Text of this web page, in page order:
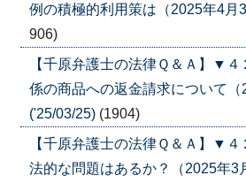
例の積極的利用策は（2025年4月
906)
【千原弁護士の法律Ｑ＆Ａ】▼
係の商品への返金請求について（
('25/03/25) (1904)
【千原弁護士の法律Ｑ＆Ａ】▼
法的な問題はあるか？（2025年3